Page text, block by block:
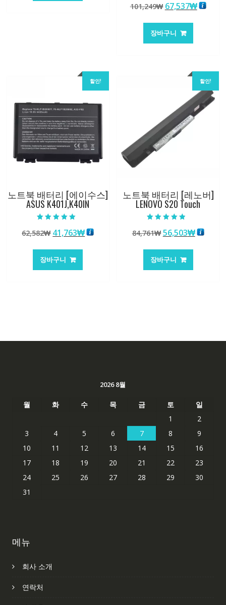
5.00
로 평가됨
101,249₩ 원
가
격:
67,537₩현
장바구니
할인!
노트북 배터리 [에이수스]
ASUS K401J,K40IN
5.00
로 평가됨
62,582₩ 원
가
격:
41,763₩현
장바구니
할인!
노트북 배터리 [레노버]
LENOVO S20 Touch
4.50
로 평가됨
84,761₩ 원
가
격:
56,503₩현
장바구니
2026 8월
월 화 수 목 금 토
일
1
2
3
4 5 6 7 8
9
10
11 12 13 14 15
16
17
18 19 20 21 22
23
24
25 26 27 28 29
30
31
메뉴
회사 소개
연락처